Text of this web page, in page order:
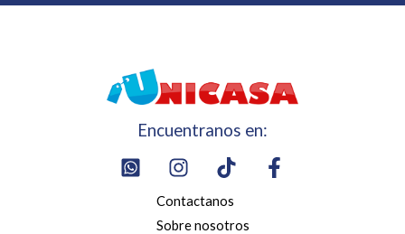
Encuentranos en:
Contactanos
Sobre nosotros